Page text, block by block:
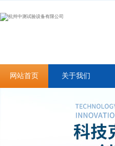
网站首页 关于我们